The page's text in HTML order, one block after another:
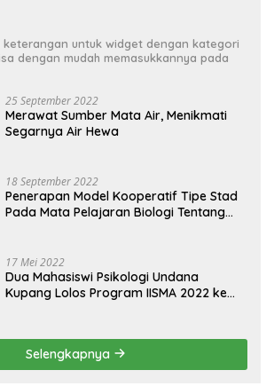
untuk widget dengan kategori
dengan mudah memasukkannya pada
25 September 2022
Merawat Sumber Mata Air, Menikmati
Segarnya Air Hewa
18 September 2022
Penerapan Model Kooperatif Tipe Stad
Pada Mata Pelajaran Biologi Tentang
17 Mei 2022
Dua Mahasiswi Psikologi Undana
Kupang Lolos Program IISMA 2022 ke
Selengkapnya